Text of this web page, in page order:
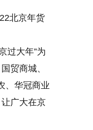
北京年货
过大年”为
贸商城、
、华冠商业
广大在京